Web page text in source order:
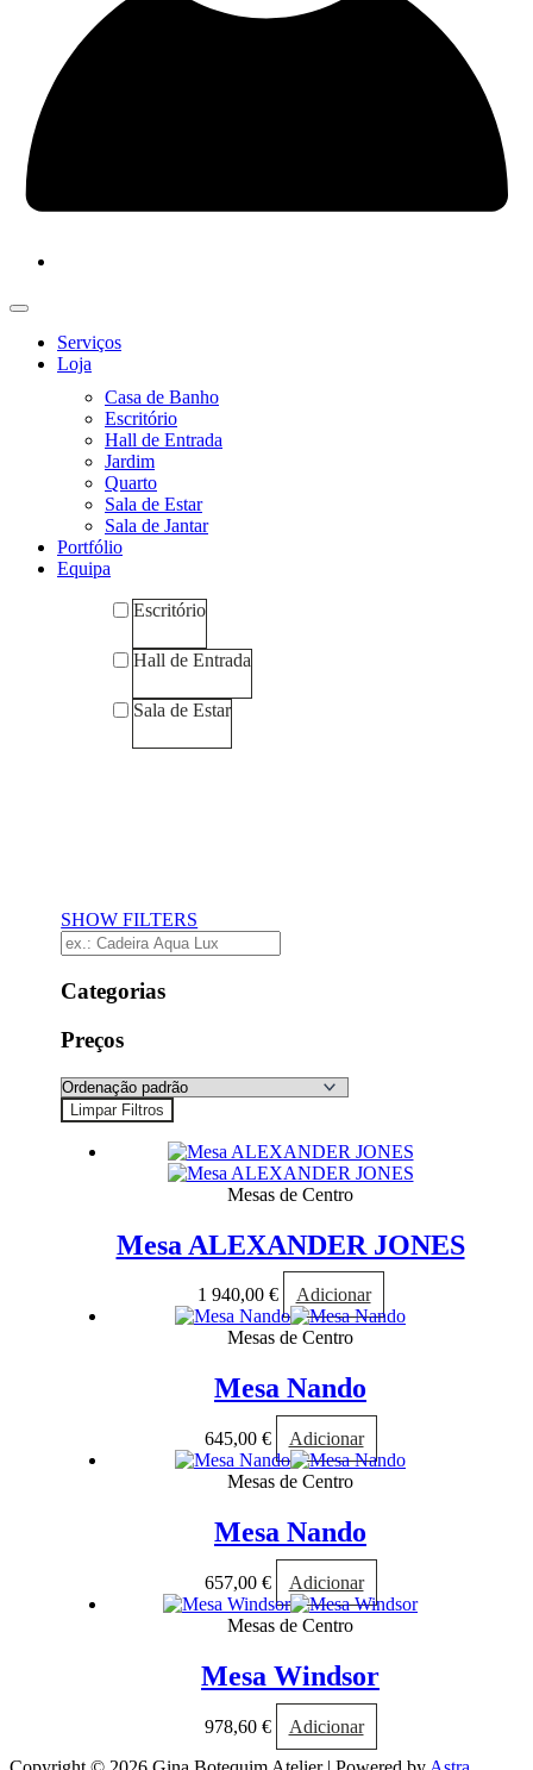
Serviços
Loja
Casa de Banho
Escritório
Hall de Entrada
Jardim
Quarto
Sala de Estar
Sala de Jantar
Portfólio
Equipa
Escritório
Hall de Entrada
Sala de Estar
SHOW FILTERS
Categorias
Preços
Limpar Filtros
Mesas de Centro
Mesa ALEXANDER JONES
1 940,00 € Adicionar
Mesas de Centro
Mesa Nando
645,00 € Adicionar
Mesas de Centro
Mesa Nando
657,00 € Adicionar
Mesas de Centro
Mesa Windsor
978,60 €
Adicionar